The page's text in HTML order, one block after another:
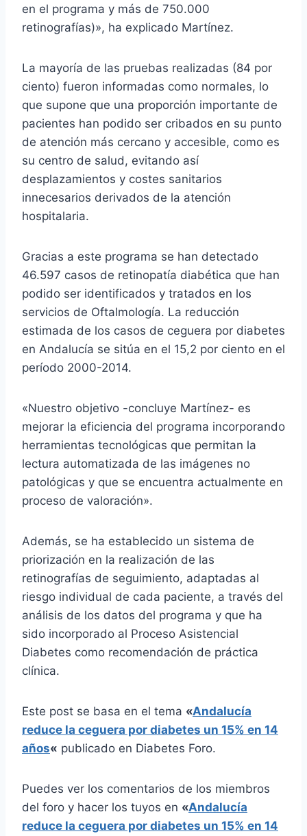
en el programa y más de 750.000
retinografías)», ha explicado Martínez.
La mayoría de las pruebas realizadas (84 por
ciento) fueron informadas como normales, lo
que supone que una proporción importante de
pacientes han podido ser cribados en su punto
de atención más cercano y accesible, como es
su centro de salud, evitando así
desplazamientos y costes sanitarios
innecesarios derivados de la atención
hospitalaria.
Gracias a este programa se han detectado
46.597 casos de retinopatía diabética que han
podido ser identificados y tratados en los
servicios de Oftalmología. La reducción
estimada de los casos de ceguera por diabetes
en Andalucía se sitúa en el 15,2 por ciento en el
período 2000-2014.
«Nuestro objetivo -concluye Martínez- es
mejorar la eficiencia del programa incorporando
herramientas tecnológicas que permitan la
lectura automatizada de las imágenes no
patológicas y que se encuentra actualmente en
proceso de valoración».
Además, se ha establecido un sistema de
priorización en la realización de las
retinografías de seguimiento, adaptadas al
riesgo individual de cada paciente, a través del
análisis de los datos del programa y que ha
sido incorporado al Proceso Asistencial
Diabetes como recomendación de práctica
clínica.
Este post se basa en el tema «Andalucía
reduce la ceguera por diabetes un 15% en 14
años« publicado en Diabetes Foro.
Puedes ver los comentarios de los miembros
del foro y hacer los tuyos en «Andalucía
reduce la ceguera por diabetes un 15% en 14